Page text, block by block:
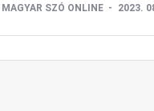
MAGYAR SZÓ ONLINE 2023.